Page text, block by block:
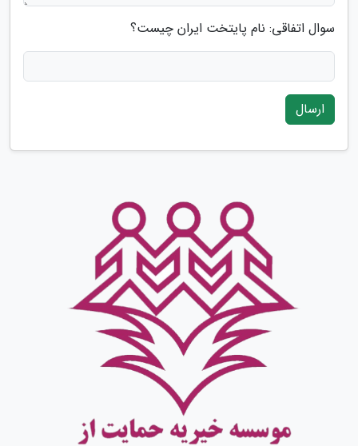
سوال اتفاقی: نام پایتخت ایران چیست؟
ارسال